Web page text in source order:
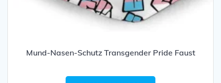
Mund-Nasen-Schutz Transgender Pride Faust